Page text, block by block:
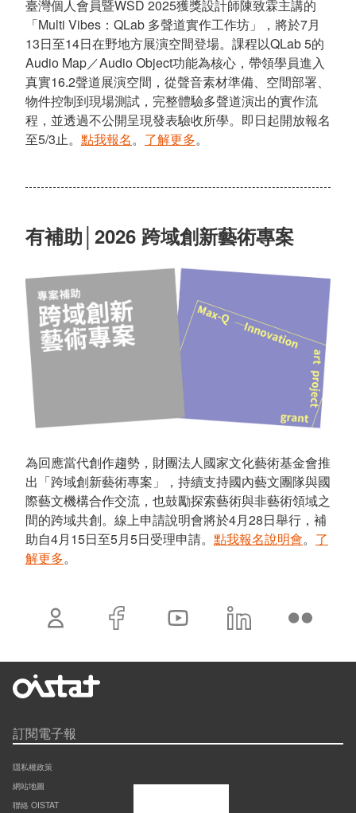
臺灣個人會員暨WSD 2025獲獎設計師陳致霖主講的
「Multi Vibes：QLab 多聲道實作工作坊」，將於7月
13日至14日在野地方展演空間登場。課程以QLab 5的
Audio Map／Audio Object功能為核心，帶領學員進入
真實16.2聲道展演空間，從聲音素材準備、空間部署、
物件控制到現場測試，完整體驗多聲道演出的實作流
程，並透過不公開呈現發表驗收所學。即日起開放報名
至5/3止。 點我報名。 了解更多。
有補助│2026 跨域創新藝術專案
為回應當代創作趨勢，財團法人國家文化藝術基金會推
出「跨域創新藝術專案」，持續支持國內藝文團隊與國
際藝文機構合作交流，也鼓勵探索藝術與非藝術領域之
間的跨域共創。線上申請說明會將於4月28日舉行，補
助自4月15日至5月5日受理申請。 點我報名說明會。 了
解更多。
訂閱電子報
隱私權政策
網站地圖
聯絡 OISTAT